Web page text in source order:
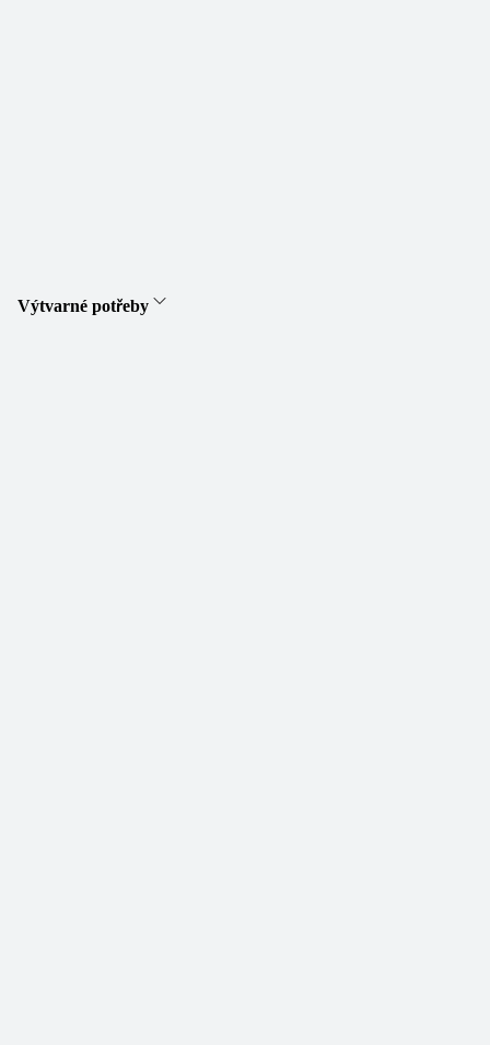
Výtvarné potřeby